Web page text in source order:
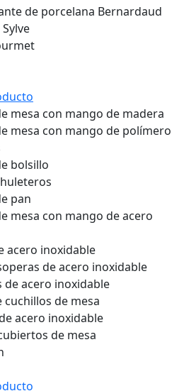
de porcelana Bernardaud
mesa con mango de madera
mesa con mango de polímero
bolsillo
pan
mesa con mango de acero
acero inoxidable
de acero inoxidable
de acero inoxidable
cuchillos de mesa
acero inoxidable
de mesa